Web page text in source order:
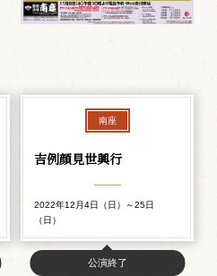
南座
吉例顔見世興行
2022年12月4日（日）～25日
（日）
公演終了